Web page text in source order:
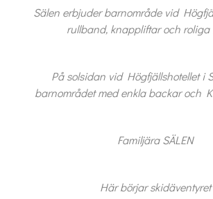
Sälen erbjuder barnområde vid
rullband, knappliftar och roliga
På solsidan vid Högfjällshotellet i
barnområdet med enkla backar och
Familjära SÄLEN
Här börjar skidäventyret
Jag är intresserad Jag